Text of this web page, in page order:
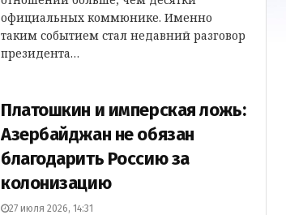
официальных коммюнике. Именно
таким событием стал недавний разговор
президента…
Платошкин и имперская ложь:
Азербайджан не обязан
благодарить Россию за
колонизацию
27 июля 2026, 14:31